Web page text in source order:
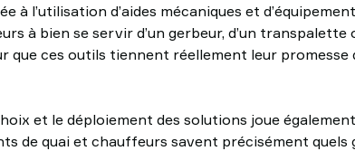
à l’utilisation d’aides mécaniques et
à bien se servir d’un gerbeur, d’un transpalette
que ces outils tiennent réellement leur promesse
et le déploiement des solutions joue
de quai et chauffeurs savent précisément quels